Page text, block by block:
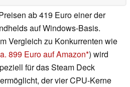
ab 419 Euro einer der
auf Windows-Basis.
Vergleich zu Konkurrenten wie
899 Euro auf Amazon ) wird
für das Steam Deck
der vier CPU-Kerne